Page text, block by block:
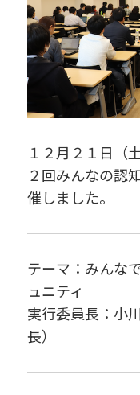
１２月２１日（
２回みんなの認
催しました。
テーマ：みんな
ュニティ
実行委員長：小
長）